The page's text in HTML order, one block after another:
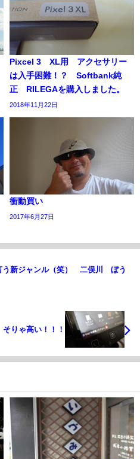
Pixcel 3 XL用 アクセサリー
は入手困難！？ Softbank純
正 RILEGAを購入しました。
2018年11月22日
衝動買い
2017年6月27日
う新ジャンル（笑） 二俣川 ぼう
りゃ高い！！！